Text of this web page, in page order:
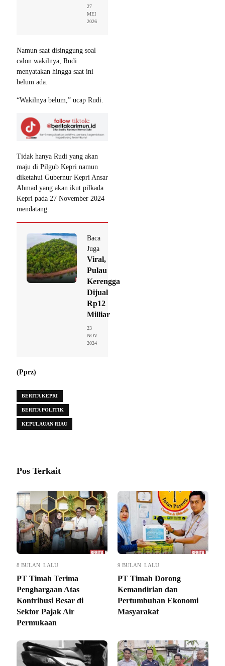
27
MEI
2026
Namun saat disinggung soal
calon wakilnya, Rudi
menyatakan hingga saat ini
belum ada.
“Wakilnya belum,” ucap Rudi.
Tidak hanya Rudi yang akan
maju di Pilgub Kepri namun
diketahui Gubernur Kepri Ansar
Ahmad yang akan ikut pilkada
Kepri pada 27 November 2024
mendatang.
Baca
Juga
Viral,
Pulau
Kerengga
Dijual
Rp12
Milliar
23
NOV
2024
(Pprz)
BERITA KEPRI
BERITA POLITIK
KEPULAUAN RIAU
Pos Terkait
8 BULAN LALU
PT Timah Terima
Penghargaan Atas
Kontribusi Besar di
Sektor Pajak Air
Permukaan
9 BULAN LALU
PT Timah Dorong
Kemandirian dan
Pertumbuhan Ekonomi
Masyarakat